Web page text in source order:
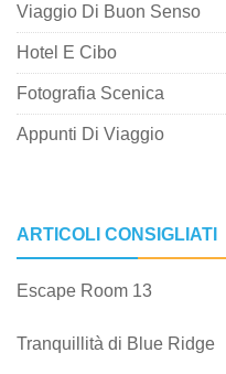
Viaggio Di Buon Senso
Hotel E Cibo
Fotografia Scenica
Appunti Di Viaggio
ARTICOLI CONSIGLIATI
Escape Room 13
Tranquillità di Blue Ridge